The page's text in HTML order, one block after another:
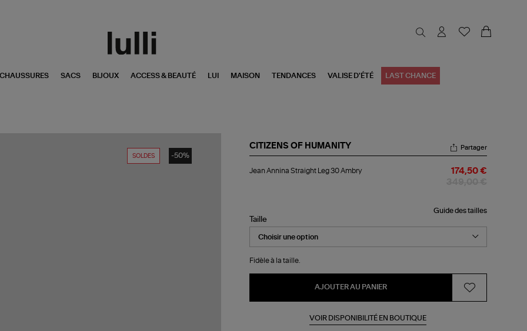
CHAUSSURES SACS BIJOUX ACCESS & BEAUTÉ LUI MAISON TENDANCES VALISE D'ÉTÉ LAST CHANCE
SOLDES -50%
CITIZENS OF HUMANITY
Annina
Partager
Jean Annina Straight Leg 30 Ambry 174,50 €
Guide des tailles
Taille
Fidèle à la taille.
AJOUTER AU PANIER
VOIR DISPONIBILITÉ EN BOUTIQUE